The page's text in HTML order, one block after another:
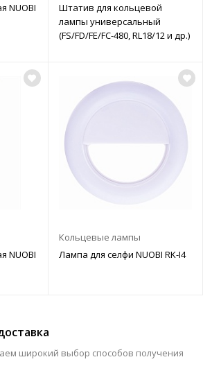
NUOBI
Штатив для кольцевой
лампы универсальный
(FS/FD/FE/FC-480, RL18/12 и др.)
NUOBI
Кольцевые лампы
Лампа для селфи NUOBI RK-I4
широкий выбор способов получения